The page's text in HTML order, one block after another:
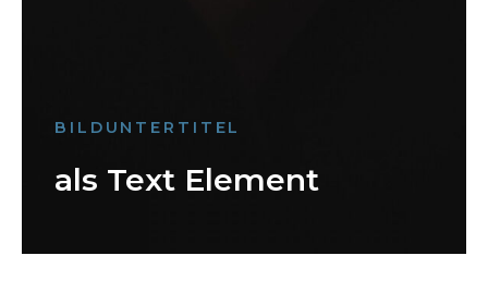
BILDUNTERTITEL
als Text Element